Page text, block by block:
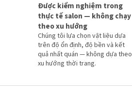
Được kiểm nghiệm trong
thực tế salon — không chạy
theo xu hướng
Chúng tôi lựa chọn vật liệu dựa
trên độ ổn định, độ bền và kết
quả nhất quán — không dựa theo
xu hướng thời trang.